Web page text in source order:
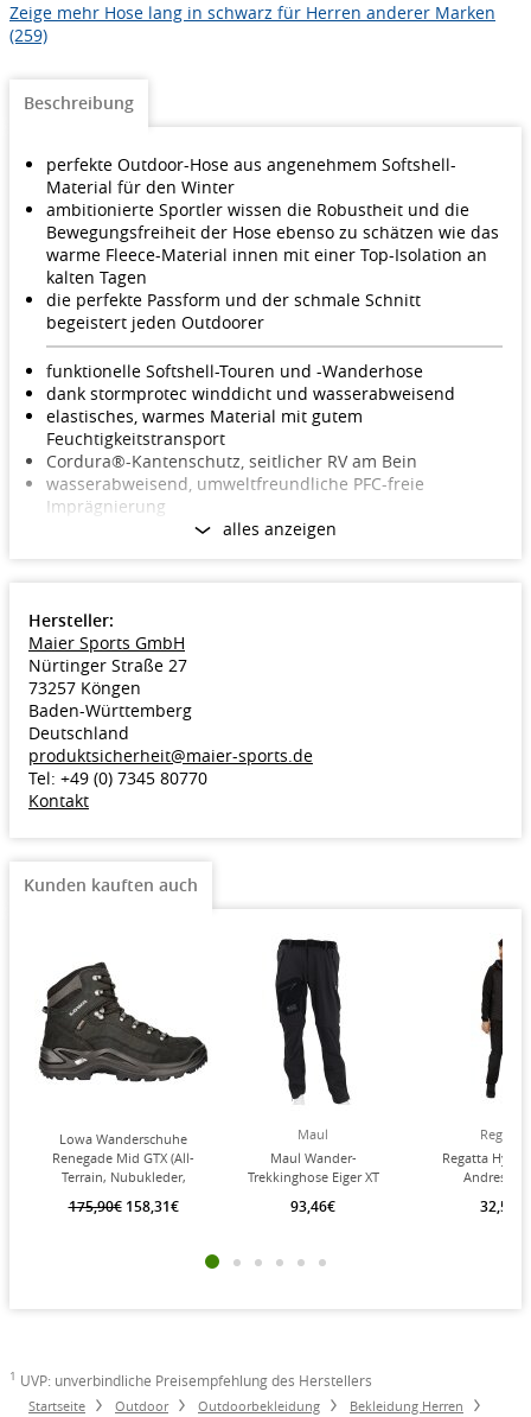
Zeige mehr Hose lang in schwarz für Herren anderer Marken
(259)
Beschreibung
perfekte Outdoor-Hose aus angenehmem Softshell-
Material für den Winter
ambitionierte Sportler wissen die Robustheit und die
Bewegungsfreiheit der Hose ebenso zu schätzen wie das
warme Fleece-Material innen mit einer Top-Isolation an
kalten Tagen
die perfekte Passform und der schmale Schnitt
begeistert jeden Outdoorer
funktionelle Softshell-Touren und -Wanderhose
dank stormprotec winddicht und wasserabweisend
elastisches, warmes Material mit gutem
Feuchtigkeitstransport
Cordura®-Kantenschutz, seitlicher RV am Bein
wasserabweisend, umweltfreundliche PFC-freie
Imprägnierung
Farbe: schwarz
Modell 2021
alles anzeigen
Hersteller:
Maier Sports GmbH
Nürtinger Straße 27
73257 Köngen
Baden-Württemberg
Deutschland
produktsicherheit@maier-sports.de
Tel: +49 (0) 7345 80770
Kontakt
Kunden kauften auch
Lowa Wanderschuhe
Renegade Mid GTX (All-
Terrain, Nubukleder,
Herren
175,90€ 158,31€
Maul
Maul Wander-
Trekkinghose Eiger XT
Bermudas in einem)
93,46€
Regatta
Regatta
Andreson
isolierend)
32,50€
1 UVP: unverbindliche Preisempfehlung des Herstellers
Startseite Outdoor Outdoorbekleidung
Bekleidung Herren